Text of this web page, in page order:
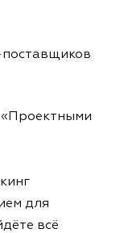
«Проектными
для
всё